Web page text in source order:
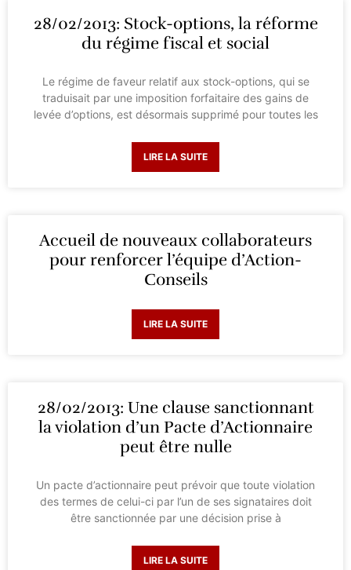
28/02/2013: Stock-options, la réforme
du régime fiscal et social
Le régime de faveur relatif aux stock-options, qui se
traduisait par une imposition forfaitaire des gains de
levée d’options, est désormais supprimé pour toutes les
LIRE LA SUITE
Accueil de nouveaux collaborateurs
pour renforcer l’équipe d’Action-
Conseils
LIRE LA SUITE
28/02/2013: Une clause sanctionnant
la violation d’un Pacte d’Actionnaire
peut être nulle
Un pacte d’actionnaire peut prévoir que toute violation
des termes de celui-ci par l’un de ses signataires doit
être sanctionnée par une décision prise à
LIRE LA SUITE